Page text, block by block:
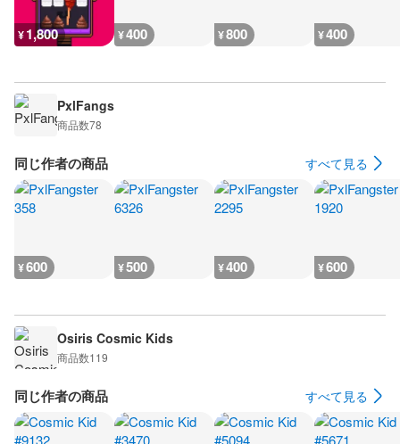
¥1,800 ¥400 ¥800 ¥400
PxlFangs
商品数78
同じ作者の商品 すべて見る
¥600 ¥500 ¥400 ¥600
Osiris Cosmic Kids
商品数119
同じ作者の商品 すべて見る